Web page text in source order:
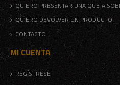
QUIERO PRESENTAR UNA QUEJA
QUIERO DEVOLVER UN PRODUCTO
CONTACTO
MI CUENTA
REGÍSTRESE